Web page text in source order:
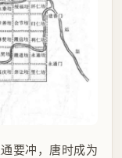
要冲，唐时成为